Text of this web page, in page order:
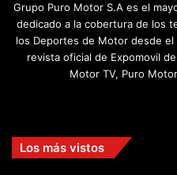
Grupo Puro Motor S.A es el
dedicado a la cobertura de los
los Deportes de Motor desde el
revista oficial de Expomovil
Motor TV, Puro
Los más vistos